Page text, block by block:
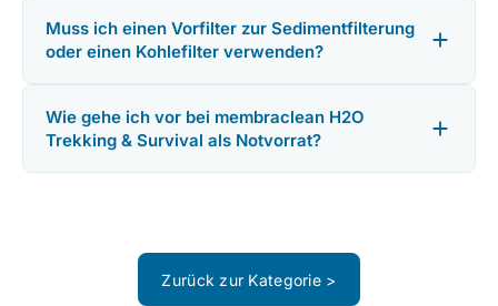
Muss ich einen Vorfilter zur Sedimentfilterung
oder einen Kohlefilter verwenden?
Wie gehe ich vor bei membraclean H2O
Trekking & Survival als Notvorrat?
Zurück zur Kategorie >